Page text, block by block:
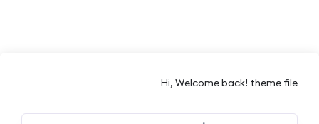
Hi, Welcome back! theme file